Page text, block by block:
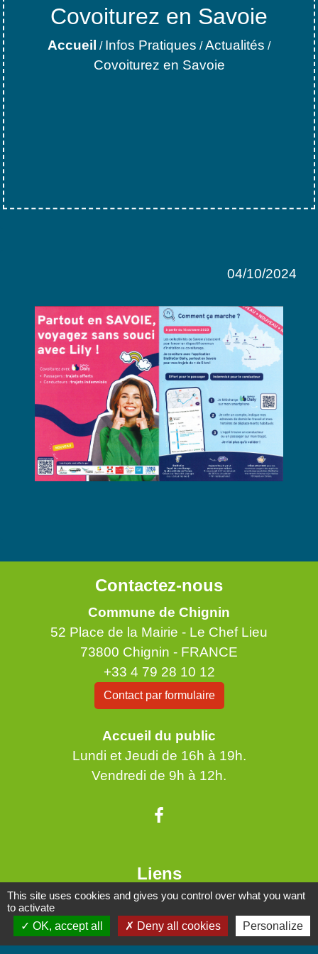
Covoiturez en Savoie
Accueil / Infos Pratiques /Actualités /
Covoiturez en Savoie
04/10/2024
Contactez-nous
Commune de Chignin
52 Place de la Mairie - Le Chef Lieu
73800 Chignin - FRANCE
+33 4 79 28 10 12
Contact par formulaire
Accueil du public
Lundi et Jeudi de 16h à 19h.
Vendredi de 9h à 12h.
Liens
Communauté de Communes Coeur de Savoie
Jumelages
This site uses cookies and gives you control over what you want
to activate
OK, accept all
Deny all cookies Personalize